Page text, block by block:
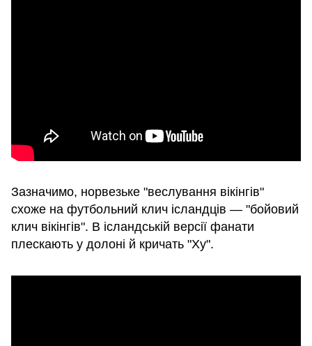
Зазначимо, норвезьке "веслування вікінгів"
схоже на футбольний клич ісландців — "бойовий
клич вікінгів". В ісландській версії фанати
плескають у долоні й кричать "Ху".